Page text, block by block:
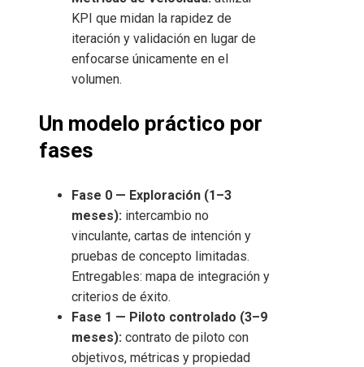
KPI que midan la rapidez de
iteración y validación en lugar de
enfocarse únicamente en el
volumen.
Un modelo práctico por
fases
Fase 0 — Exploración (1–3
meses): intercambio no
vinculante, cartas de intención y
pruebas de concepto limitadas.
Entregables: mapa de integración y
criterios de éxito.
Fase 1 — Piloto controlado (3–9
meses): contrato de piloto con
objetivos, métricas y propiedad